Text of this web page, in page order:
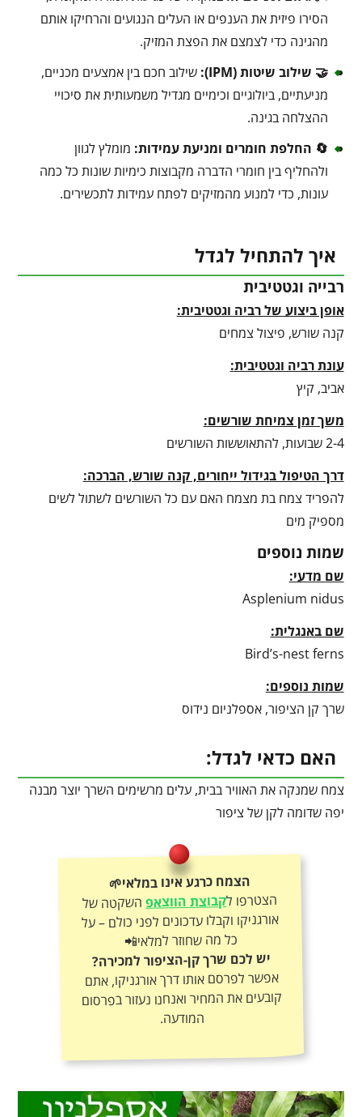
הסירו פיזית את הענפים או העלים הנגועים והרחיקו אותם
מהגינה כדי לצמצם את הפצת המזיק.
🤝 שילוב שיטות (IPM):
שילוב חכם בין אמצעים מכניים,
מניעתיים, ביולוגיים וכימיים מגדיל משמעותית את סיכויי
ההצלחה בגינה.
🔄 החלפת חומרים ומניעת עמידות: מומלץ לגוון
ולהחליף בין חומרי הדברה מקבוצות כימיות שונות כל כמה
עונות, כדי למנוע מהמזיקים לפתח עמידות לתכשירים.
איך להתחיל לגדל
רבייה וגטטיבית
אופן ביצוע של רביה וגטטיבית:
קנה שורש, פיצול צמחים
עונת רביה וגטטיבית:
אביב, קיץ
משך זמן צמיחת שורשים:
2-4 שבועות, להתאוששות השורשים
דרך הטיפול בגידול ייחורים, קנה שורש, הברכה:
להפריד צמח בת מצמח האם עם כל השורשים לשתול לשים
מספיק מים
שמות נוספים
שם מדעי:
Asplenium nidus
שם באנגלית:
Bird’s-nest ferns
שמות נוספים:
שרך קן הציפור, אספלניום נידוס
האם כדאי לגדל:
צמח שמנקה את האוויר בבית, עלים מרשימים השרך יוצר מבנה
יפה שדומה לקן של ציפור
הצמח כרגע אינו במלאי🌱
הצטרפו לקבוצת הווצאפהשקטה של
אורגניקו וקבלו עדכונים לפני כולם – על
כל מה שחוזר למלאי📲
יש לכם שרך קן-הציפור למכירה?
אפשר לפרסם אותו דרך אורגניקו, אתם
קובעים את המחיר ואנחנו נעזור בפרסום
המודעה.